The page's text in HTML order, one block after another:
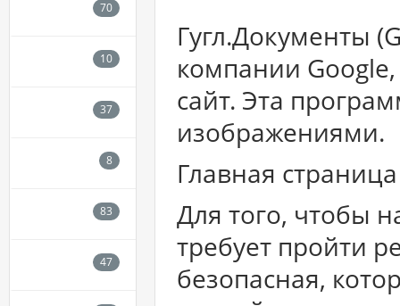
Гугл.Документы
компании
сайт. Эта
изображениями.
Главная страница
Для того, чтобы
требует пройти
безопасная,